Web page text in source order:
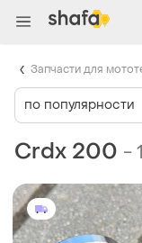
Crdx 200 -
по популярности
Запчасти для